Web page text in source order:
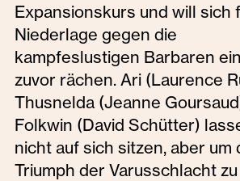
Expansionskurs und will sich
Niederlage gegen die
kampfeslustigen Barbaren
zuvor rächen. Ari (Laurence
Thusnelda (Jeanne
Folkwin (David Schütter)
nicht auf sich sitzen, aber um
Triumph der Varusschlacht zu